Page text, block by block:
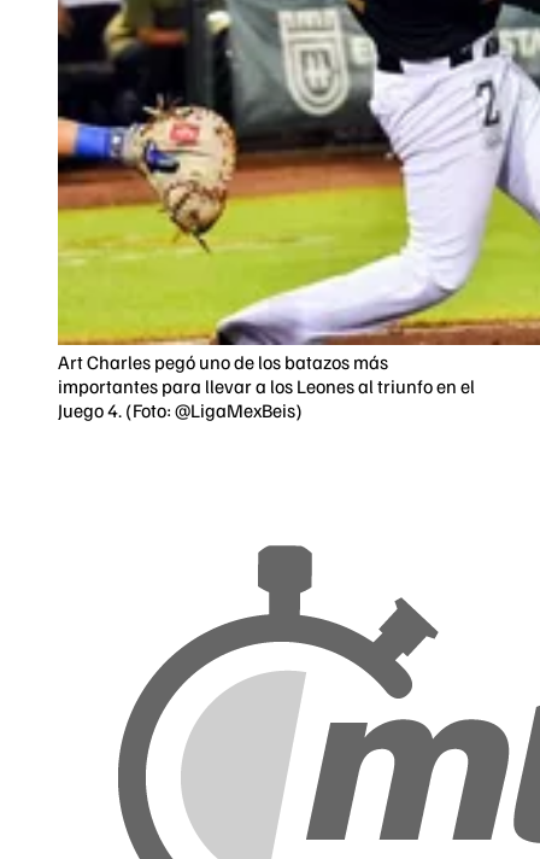
Art Charles pegó uno de los batazos más
importantes para llevar a los Leones al triunfo en el
Juego 4. (Foto: @LigaMexBeis)